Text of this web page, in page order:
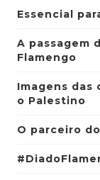
Essencial
A passagem
Flamengo
Imagens das
o Palestino
O parceiro